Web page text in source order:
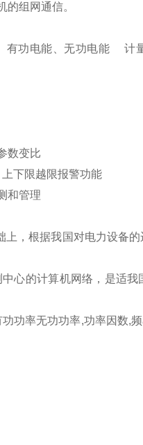
组网通信。
有功电能、无功电能 计
参数变比
上下限越限报警功能
和管理
，根据我国对电力设备
心的计算机网络，是适
功率无功功率,功率因数,